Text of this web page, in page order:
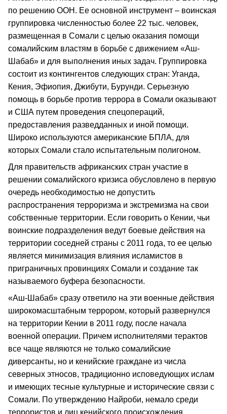
по решению ООН. Ее основной инструмент – воинская
группировка численностью более 22 тыс. человек,
размещенная в Сомали с целью оказания помощи
сомалийским властям в борьбе с движением «Аш-
Шабаб» и для выполнения иных задач. Группировка
состоит из контингентов следующих стран: Уганда,
Кения, Эфиопия, Джибути, Бурунди. Серьезную
помощь в борьбе против террора в Сомали оказывают
и США путем проведения спецопераций,
предоставления разведданных и иной помощи.
Широко используются американские БПЛА, для
которых Сомали стало испытательным полигоном.
Для правительств африканских стран участие в
решении сомалийского кризиса обусловлено в первую
очередь необходимостью не допустить
распространения терроризма и экстремизма на свои
собственные территории. Если говорить о Кении, чьи
воинские подразделения ведут боевые действия на
территории соседней страны с 2011 года, то ее целью
является минимизация влияния исламистов в
приграничных провинциях Сомали и создание так
называемого буфера безопасности.
«Аш-Шабаб» сразу ответило на эти военные действия
широкомасштабным террором, который развернулся
на территории Кении в 2011 году, после начала
военной операции. Причем исполнителями терактов
все чаще являются не только сомалийские
диверсанты, но и кенийские граждане из числа
северных этносов, традиционно исповедующих ислам
и имеющих тесные культурные и исторические связи с
Сомали. По утверждению Найроби, немало среди